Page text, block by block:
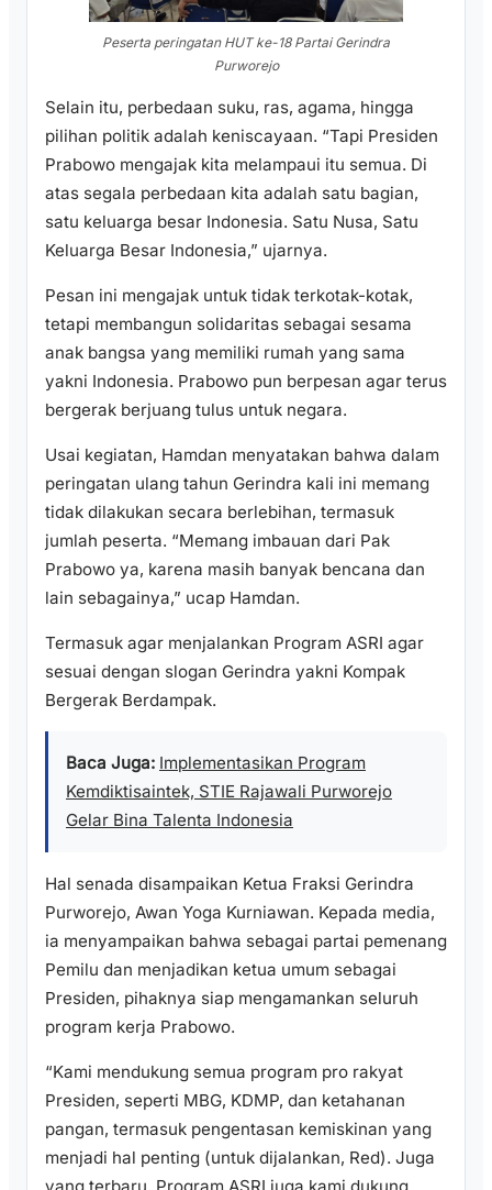
Peserta peringatan HUT ke-18 Partai Gerindra
Purworejo
Selain itu, perbedaan suku, ras, agama, hingga
pilihan politik adalah keniscayaan. “Tapi Presiden
Prabowo mengajak kita melampaui itu semua. Di
atas segala perbedaan kita adalah satu bagian,
satu keluarga besar Indonesia. Satu Nusa, Satu
Keluarga Besar Indonesia,” ujarnya.
Pesan ini mengajak untuk tidak terkotak-kotak,
tetapi membangun solidaritas sebagai sesama
anak bangsa yang memiliki rumah yang sama
yakni Indonesia. Prabowo pun berpesan agar terus
bergerak berjuang tulus untuk negara.
Usai kegiatan, Hamdan menyatakan bahwa dalam
peringatan ulang tahun Gerindra kali ini memang
tidak dilakukan secara berlebihan, termasuk
jumlah peserta. “Memang imbauan dari Pak
Prabowo ya, karena masih banyak bencana dan
lain sebagainya,” ucap Hamdan.
Termasuk agar menjalankan Program ASRI agar
sesuai dengan slogan Gerindra yakni Kompak
Bergerak Berdampak.
Baca Juga: Implementasikan Program
Kemdiktisaintek, STIE Rajawali Purworejo
Gelar Bina Talenta Indonesia
Hal senada disampaikan Ketua Fraksi Gerindra
Purworejo, Awan Yoga Kurniawan. Kepada media,
ia menyampaikan bahwa sebagai partai pemenang
Pemilu dan menjadikan ketua umum sebagai
Presiden, pihaknya siap mengamankan seluruh
program kerja Prabowo.
“Kami mendukung semua program pro rakyat
Presiden, seperti MBG, KDMP, dan ketahanan
pangan, termasuk pengentasan kemiskinan yang
menjadi hal penting (untuk dijalankan, Red). Juga
yang terbaru, Program ASRI juga kami dukung